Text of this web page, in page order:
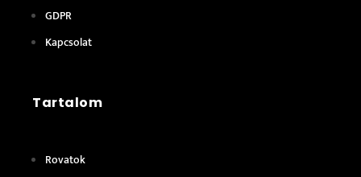
GDPR
Kapcsolat
Tartalom
Rovatok